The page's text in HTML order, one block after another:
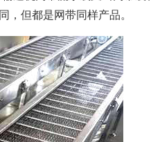
，但都是网带同样产品。